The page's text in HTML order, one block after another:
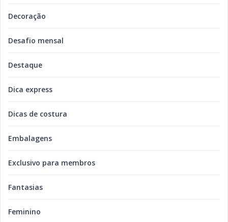
Decoração
Desafio mensal
Destaque
Dica express
Dicas de costura
Embalagens
Exclusivo para membros
Fantasias
Feminino